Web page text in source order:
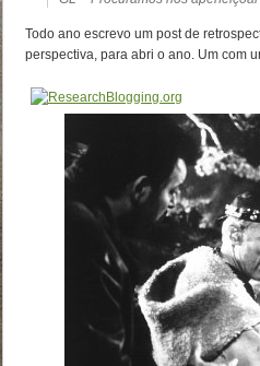
Todo ano escrevo um post de
perspectiva, para abri o ano. Um com